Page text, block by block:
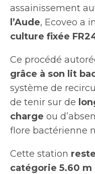
assainissement
l’Aude, Ecoveo a
culture fixée
Ce procédé
grâce à son lit
système de
de tenir sur de
charge ou
flore bactérienne
Cette station
catégorie 5.60 m